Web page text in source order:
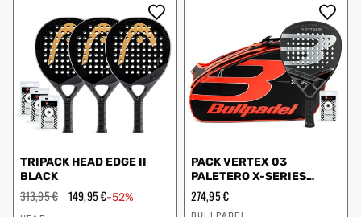
TRIPACK HEAD EDGE II
BLACK
Precio
habitual
313,95 € Precio
149,95 €-52%
PACK VERTEX 03
PALETERO X-SERIES
ORANGE
Precio
habitual
274,95 €
Proveedor: